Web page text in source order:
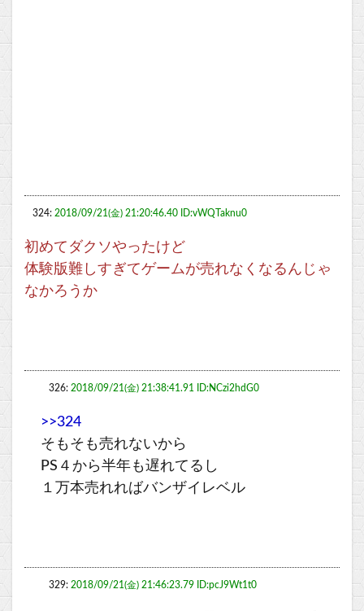
324: 2018/09/21(金) 21:20:46.40 ID:vWQTaknu0
初めてダクソやったけど
体験版難しすぎてゲームが売れなくなるんじゃ
なかろうか
326: 2018/09/21(金) 21:38:41.91 ID:NCzi2hdG0
>>324
そもそも売れないから
PS４から半年も遅れてるし
１万本売れればバンザイレベル
329: 2018/09/21(金) 21:46:23.79 ID:pcJ9Wt1t0